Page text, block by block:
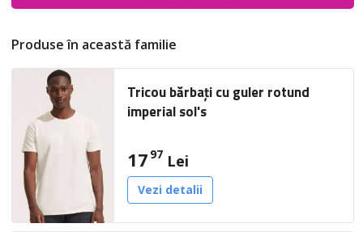
Produse în această familie
Tricou bărbați cu guler rotund
imperial sol's
17 97 Lei
Vezi detalii